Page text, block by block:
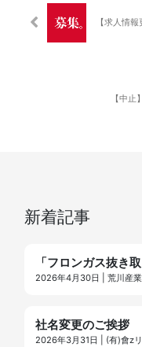
【求人情
【中
新着記事
「フロンガス抜き
2026年4月30日 | 荒川産
社名変更のご挨拶
2026年3月31日 | (有)會z